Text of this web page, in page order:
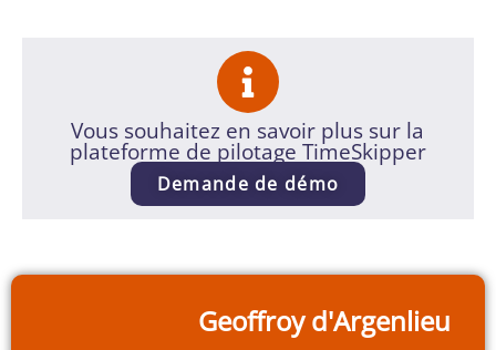
Vous souhaitez en savoir plus sur la
plateforme de pilotage TimeSkipper
Demande de démo
Geoffroy d'Argenlieu